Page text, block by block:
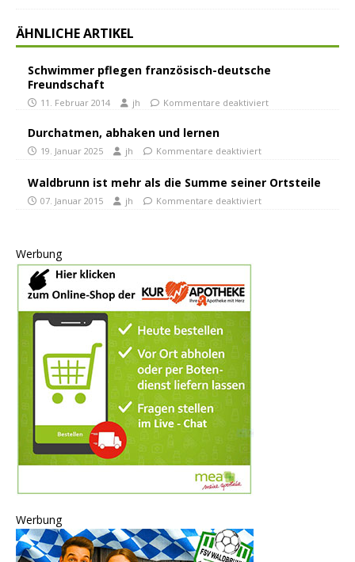
ÄHNLICHE ARTIKEL
Schwimmer pflegen französisch-deutsche
Freundschaft
11. Februar 2014 jh Kommentare deaktiviert
Durchatmen, abhaken und lernen
19. Januar 2025 jh Kommentare deaktiviert
Waldbrunn ist mehr als die Summe seiner Ortsteile
07. Januar 2015 jh Kommentare deaktiviert
Werbung
Werbung